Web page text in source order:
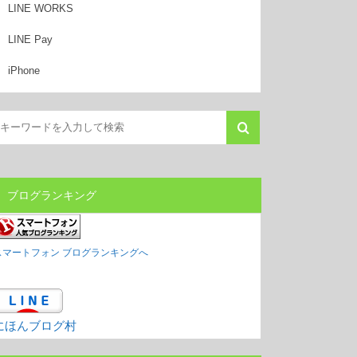
LINE WORKS
LINE Pay
iPhone
ブログランキング
マートフォン ブログランキングへ
ほんブログ村